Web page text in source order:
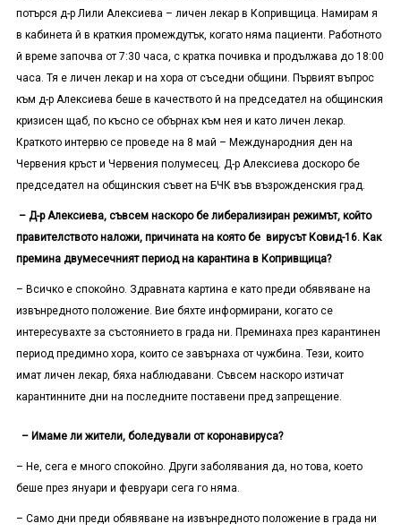
потърся д-р Лили Алексиева – личен лекар в Копривщица. Намирам я
в кабинета й в краткия промеждутък, когато няма пациенти. Работното
й време започва от 7:30 часа, с кратка почивка и продължава до 18:00
часа. Тя е личен лекар и на хора от съседни общини. Първият въпрос
към д-р Алексиева беше в качеството й на председател на общинския
кризисен щаб, по късно се обърнах към нея и като личен лекар.
Краткото интервю се проведе на 8 май – Международния ден на
Червения кръст и Червения полумесец. Д-р Алексиева доскоро бе
председател на общинския съвет на БЧК във възрожденския град.
– Д-р Алексиева, съвсем наскоро бе либерализиран режимът, който
правителството наложи, причината на която бе вирусът Ковид-16. Как
премина двумесечният период на карантина в Копривщица?
– Всичко е спокойно. Здравната картина е като преди обявяване на
извънредното положение. Вие бяхте информирани, когато се
интересувахте за състоянието в града ни. Преминаха през карантинен
период предимно хора, които се завърнаха от чужбина. Тези, които
имат личен лекар, бяха наблюдавани. Съвсем наскоро изтичат
карантинните дни на последните поставени пред запрещение.
– Имаме ли жители, боледували от коронавируса?
– Не, сега е много спокойно. Други заболявания да, но това, което
беше през януари и февруари сега го няма.
– Само дни преди обявяване на извънредното положение в града ни